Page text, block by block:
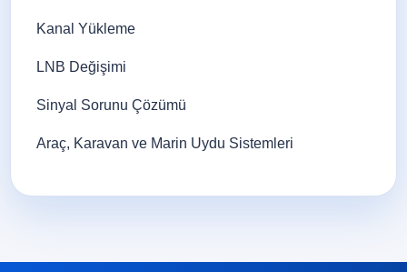
Kanal Yükleme
LNB Değişimi
Sinyal Sorunu Çözümü
Araç, Karavan ve Marin Uydu Sistemleri